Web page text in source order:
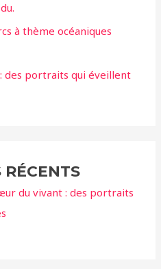
à thème océaniques
des portraits qui éveillent
du vivant : des portraits